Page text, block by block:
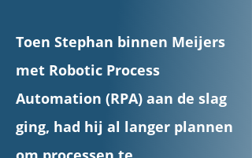
Toen Stephan binnen Meijers
met Robotic Process
Automation (RPA) aan de slag
ging, had hij al langer plannen